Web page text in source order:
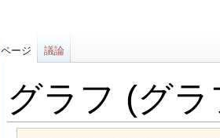
グラフ (グ
ページ 議論